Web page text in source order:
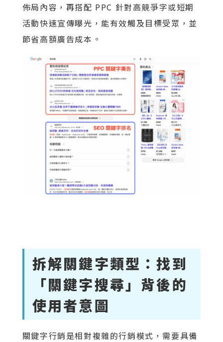
佈局內容，再搭配 PPC 針對高競爭字或短期
活動快速宣傳曝光，能有效觸及目標受眾，並
節省高額廣告成本。
拆解關鍵字類型：找到
「關鍵字搜尋」背後的
使用者意圖
關鍵字行銷是相對複雜的行銷模式，需要具備